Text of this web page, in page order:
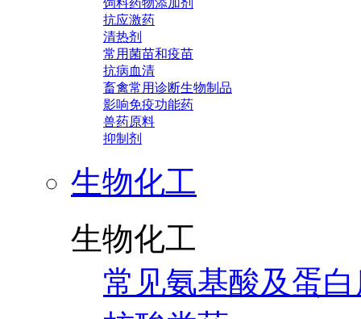
饲料药物添加剂
抗应激药
清热剂
常用菌苗和疫苗
抗病血清
畜禽常用诊断生物制品
影响免疫功能药
兽药原料
抑制剂
生物化工
生物化工
常见氨基酸及蛋